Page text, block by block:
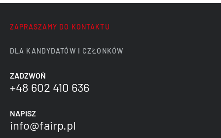
ZAPRASZAMY DO KONTAKTU
DLA KANDYDATÓW I CZŁONKÓW
ZADZWOŃ
+48 602 410 636
NAPISZ
info@fairp.pl